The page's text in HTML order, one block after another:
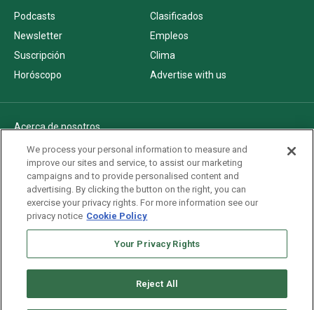
Podcasts
Clasificados
Newsletter
Empleos
Suscripción
Clima
Horóscopo
Advertise with us
Acerca de nosotros
Politica de privacidad
Pautas Editoriales
AdChoices
Advertise with us
Newsletters
We process your personal information to measure and
improve our sites and service, to assist our marketing
campaigns and to provide personalised content and
advertising. By clicking the button on the right, you can
exercise your privacy rights. For more information see our
privacy notice Cookie Policy
Your Privacy Rights
Reject All